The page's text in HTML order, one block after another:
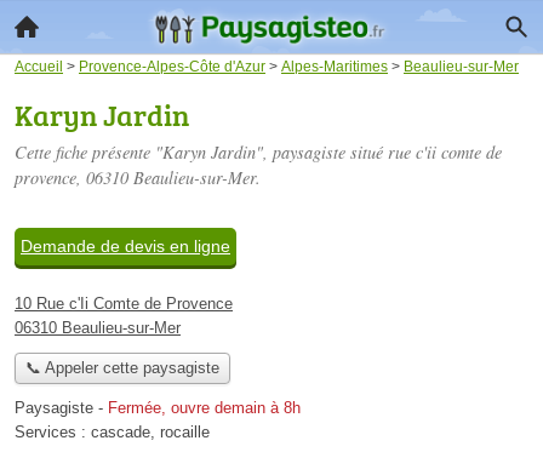
Accueil > Provence-Alpes-Côte d'Azur > Alpes-Maritimes > Beaulieu-sur-Mer
Karyn Jardin
Cette fiche présente "Karyn Jardin", paysagiste situé rue c'ii comte de
provence, 06310 Beaulieu-sur-Mer.
Demande de devis en ligne
10 Rue c'Ii Comte de Provence
06310 Beaulieu-sur-Mer
📞 Appeler cette paysagiste
Paysagiste - Fermée, ouvre demain à 8h
Services : cascade, rocaille